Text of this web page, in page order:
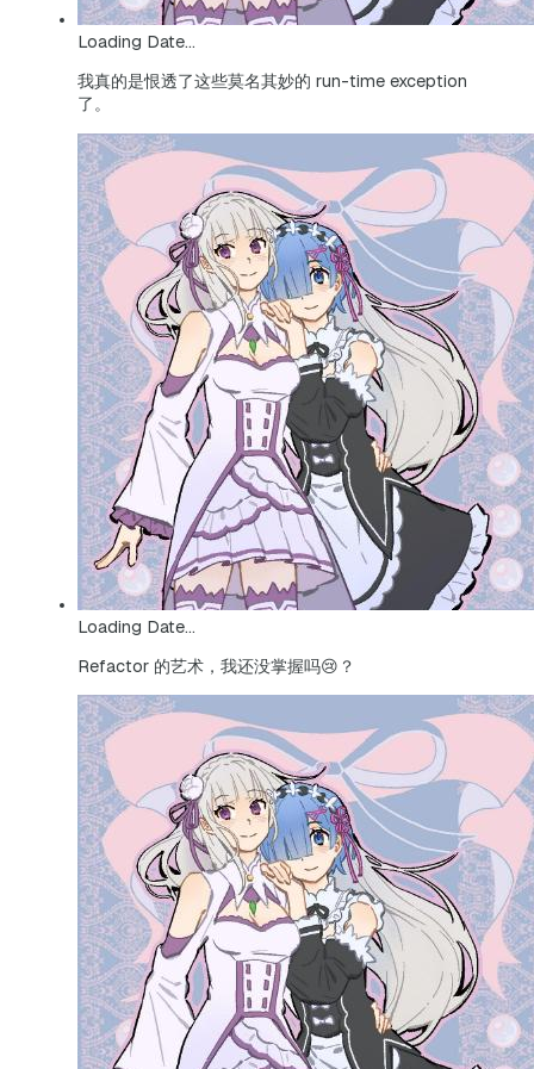
Loading Date...
我真的是恨透了这些莫名其妙的 run-time exception
了。
Loading Date...
Refactor 的艺术，我还没掌握吗😢？